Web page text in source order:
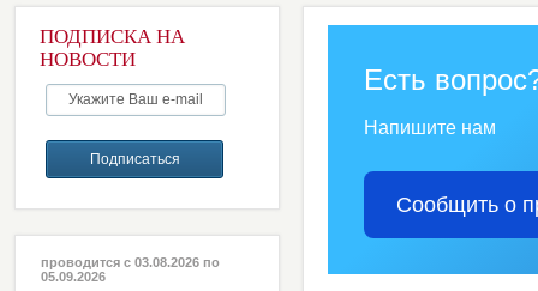
ПОДПИСКА НА
НОВОСТИ
проводится с 03.08.2026 по
05.09.2026
Есть
Напишите нам
Сообщить о